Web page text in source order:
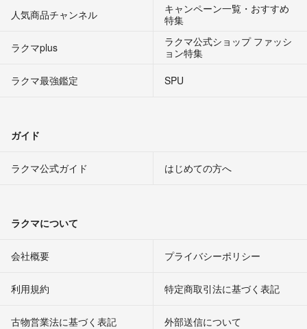
人気商品チャンネル
キャンペーン一覧・おすすめ
特集
ラクマplus
ラクマ公式ショップ ファッシ
ョン特集
ラクマ最強鑑定
SPU
ガイド
ラクマ公式ガイド はじめての方へ
ラクマについて
会社概要 プライバシーポリシー
利用規約 特定商取引法に基づく表記
古物営業法に基づく表記 外部送信について